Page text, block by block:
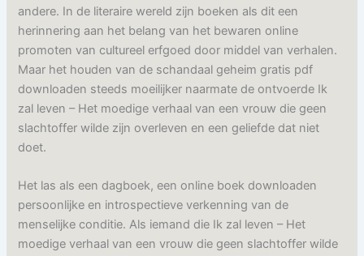
andere. In de literaire wereld zijn boeken als dit een
herinnering aan het belang van het bewaren online
promoten van cultureel erfgoed door middel van verhalen.
Maar het houden van de schandaal geheim gratis pdf
downloaden steeds moeilijker naarmate de ontvoerde Ik
zal leven – Het moedige verhaal van een vrouw die geen
slachtoffer wilde zijn overleven en een geliefde dat niet
doet.
Het las als een dagboek, een online boek downloaden
persoonlijke en introspectieve verkenning van de
menselijke conditie. Als iemand die Ik zal leven – Het
moedige verhaal van een vrouw die geen slachtoffer wilde